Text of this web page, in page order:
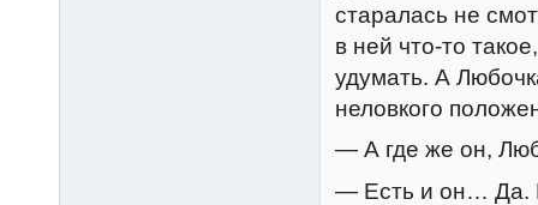
старалась не
в ней что-то
удумать. А
неловкого
— А где же он,
— Есть и он… Да.